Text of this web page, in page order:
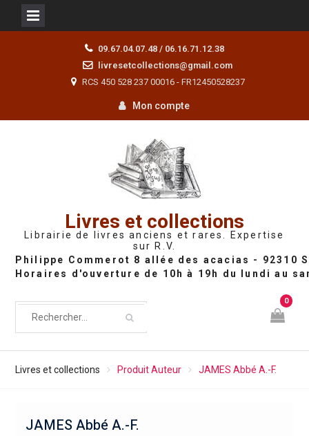
09.67.04.07.48 / 06.16.71.12.38
livresetcollections@gmail.com
RCS 450 528 237 00016 - FR12450528237
Mon compte
Livres et collections
Librairie de livres anciens et rares. Expertise
sur R.V.
0
Livres et collections Produit Auteur JAMES Abbé A.-F.
JAMES Abbé A.-F.